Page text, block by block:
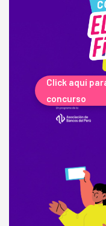
Click aquí
concurso